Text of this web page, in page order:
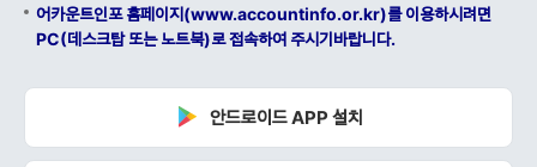
어카운트인포 홈페이지(www.accountinfo.or.kr)를 이용하시려면
PC(데스크탑 또는 노트북)로 접속하여 주시기바랍니다.
안드로이드 APP 설치